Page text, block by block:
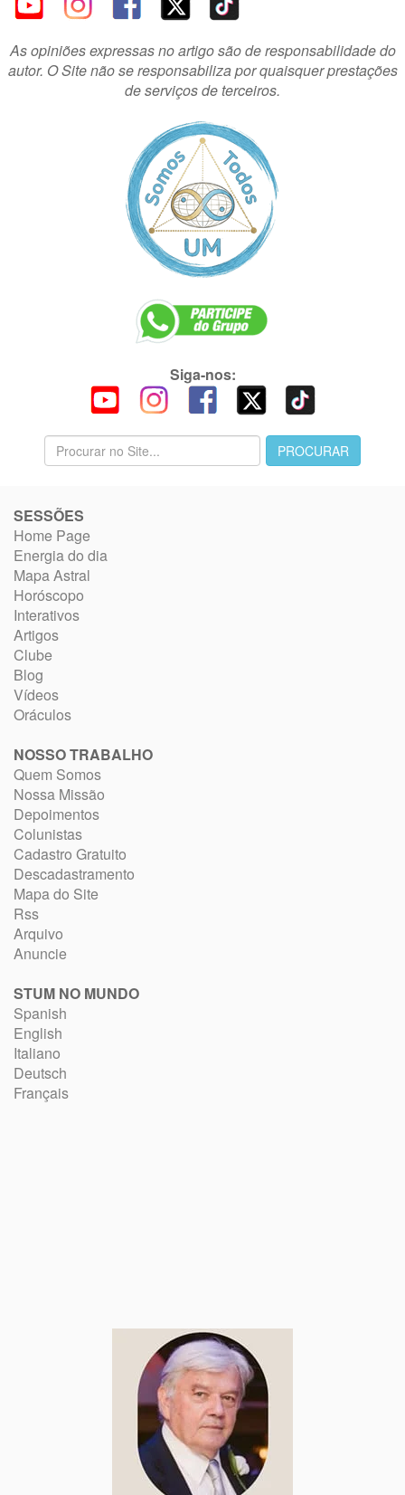
As opiniões expressas no artigo são de responsabilidade do
autor. O Site não se responsabiliza por quaisquer prestações
de serviços de terceiros.
Siga-nos:
SESSÕES
Home Page
Energia do dia
Mapa Astral
Horóscopo
Interativos
Artigos
Clube
Blog
Vídeos
Oráculos
NOSSO TRABALHO
Quem Somos
Nossa Missão
Depoimentos
Colunistas
Cadastro Gratuito
Descadastramento
Mapa do Site
Rss
Arquivo
Anuncie
STUM NO MUNDO
Spanish
English
Italiano
Deutsch
Français